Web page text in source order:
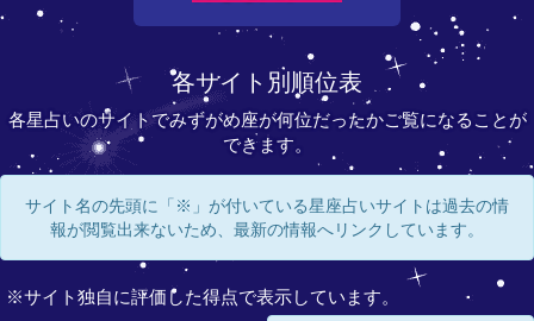
各サイト別順位表
各星占いのサイトでみずがめ座が何位だったかご覧になることが
できます。
サイト名の先頭に「※」が付いている星座占いサイトは過去の情
報が閲覧出来ないため、最新の情報へリンクしています。
※サイト独自に評価した得点で表示しています。